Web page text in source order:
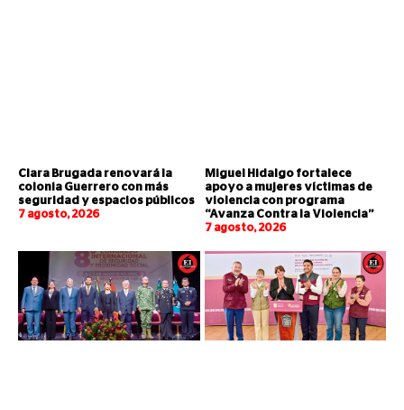
Clara Brugada renovará la
colonia Guerrero con más
seguridad y espacios públicos
7 agosto, 2026
Miguel Hidalgo fortalece
apoyo a mujeres víctimas de
violencia con programa
“Avanza Contra la Violencia”
7 agosto, 2026